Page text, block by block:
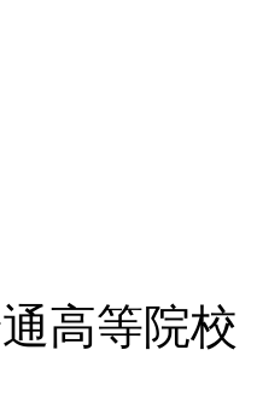
高等院校